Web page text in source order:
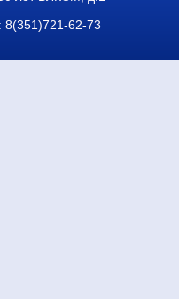
8(351)721-62-73